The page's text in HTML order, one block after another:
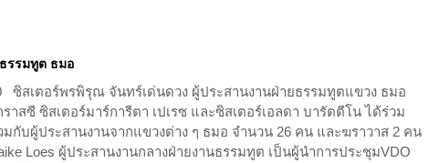
รรมทูต ธมอ
ซิสเตอร์พรพิรุณ จันทร์เด่นดวง ผู้ประสานงานฝ่ายธรรมทูตแขวง ธมอ
าสซี ซิสเตอร์มาร์การีตา เปเรซ และซิสเตอร์เอลดา บารัตตีโน ได้ร่วม
มกับผู้ประสานงานจากแขวงต่าง ๆ ธมอ จำนวน 26 คน และฆราวาส 2 คน
Loes ผู้ประสานงานกลางฝ่ายงานธรรมทูต เป็นผู้นำการประชุมVDO